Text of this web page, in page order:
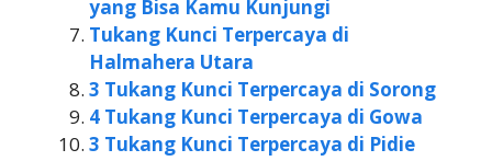
yang Bisa Kamu Kunjungi
Tukang Kunci Terpercaya di
Halmahera Utara
3 Tukang Kunci Terpercaya di Sorong
4 Tukang Kunci Terpercaya di Gowa
3 Tukang Kunci Terpercaya di Pidie